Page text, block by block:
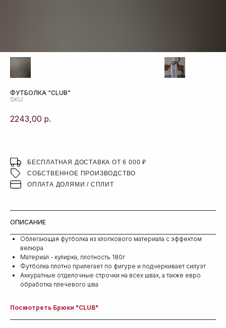
ФУТБОЛКА "CLUB"
SKU:
2243,00 р.
БЕСПЛАТНАЯ ДОСТАВКА ОТ 6 000 ₽
СОБСТВЕННОЕ ПРОИЗВОДСТВО
ОПЛАТА ДОЛЯМИ / СПЛИТ
ОПИСАНИЕ
Oблегающая футболка из хлопкового материала с эффектом
велюра
Материал - кулирка, плотность 180г
Футболка плотно прилегает по фигуре и подчеркивает силуэт
Аккуратные отделочные строчки на всех швах, а также евро
обработка плечевого шва
Посмотреть Брюки "CLUB"